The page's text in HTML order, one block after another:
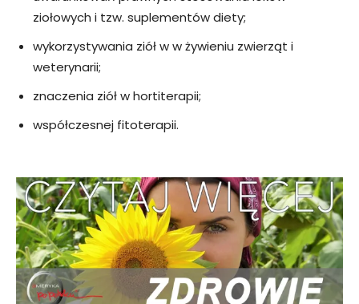
ziołowych i tzw. suplementów diety;
wykorzystywania ziół w w żywieniu zwierząt i
weterynarii;
znaczenia ziół w hortiterapii;
współczesnej fitoterapii.